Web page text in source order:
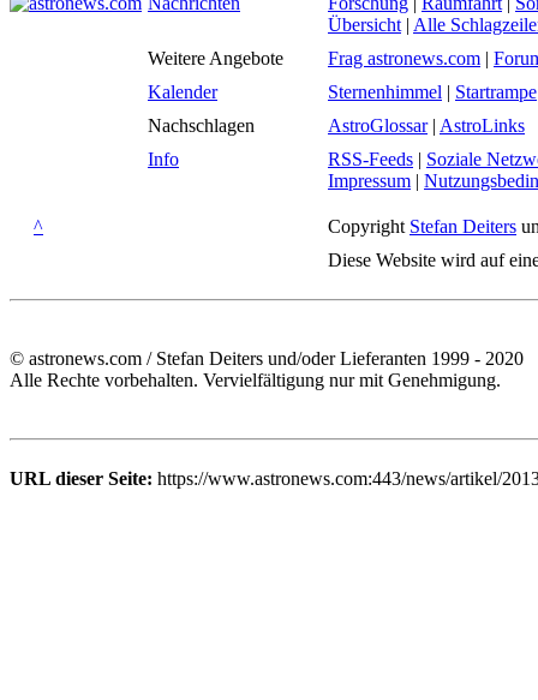
Übersicht | Alle
Weitere Angebote
Frag astronews.com |
Kalender
Sternenhimmel | Startrampe
Nachschlagen
AstroGlossar| AstroLinks
Info
RSS-Feeds | Soziale
Impressum |
^ Copyright Stefan Deiters
Diese Website wird auf
© astronews.com / Stefan Deiters und/oder Lieferanten 1999 - 2020
Alle Rechte vorbehalten. Vervielfältigung nur mit Genehmigung.
URL dieser Seite: https://www.astronews.com:443/news/artikel/